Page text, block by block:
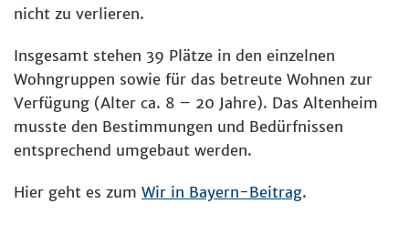
nicht zu verlieren.
Insgesamt stehen 39 Plätze in den einzelnen
Wohngruppen sowie für das betreute Wohnen zur
Verfügung (Alter ca. 8 – 20 Jahre). Das Altenheim
musste den Bestimmungen und Bedürfnissen
entsprechend umgebaut werden.
Hier geht es zum Wir in Bayern-Beitrag.